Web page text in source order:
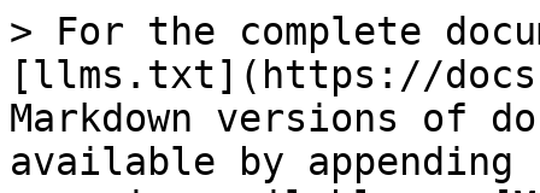
> For the complete
[llms.txt](https://
Markdown versions of
available by